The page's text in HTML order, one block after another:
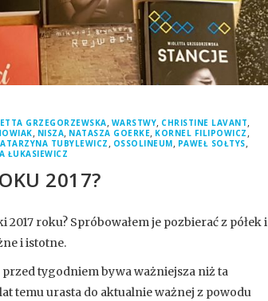
GRZEGORZEWSKA, WARSTWY, CHRISTINE LAVANT,
, NISZA, NATASZA GOERKE, KORNEL FILIPOWICZ ,
TUBYLEWICZ , OSSOLINEUM, PAWEŁ SOŁTYS,
ŁUKASIEWICZ
2017?
roku? Spróbowałem je pozbierać z półek i
i istotne.
tygodniem bywa ważniejsza niż ta
temu urasta do aktualnie ważnej z powodu